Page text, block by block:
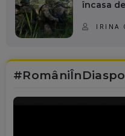
încasa
IRINA